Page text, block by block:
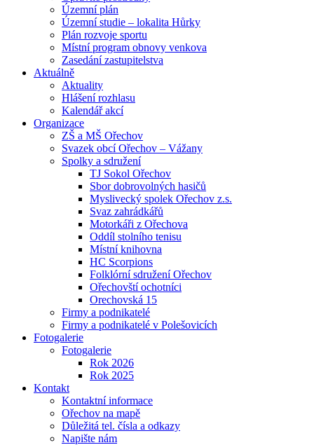
Územní plán
Územní studie – lokalita Hůrky
Plán rozvoje sportu
Místní program obnovy venkova
Zasedání zastupitelstva
Aktuálně
Aktuality
Hlášení rozhlasu
Kalendář akcí
Organizace
ZŠ a MŠ Ořechov
Svazek obcí Ořechov – Vážany
Spolky a sdružení
TJ Sokol Ořechov
Sbor dobrovolných hasičů
Myslivecký spolek Ořechov z.s.
Svaz zahrádkářů
Motorkáři z Ořechova
Oddíl stolního tenisu
Místní knihovna
HC Scorpions
Folklórní sdružení Ořechov
Ořechovští ochotníci
Orechovská 15
Firmy a podnikatelé
Firmy a podnikatelé v Polešovicích
Fotogalerie
Fotogalerie
Rok 2026
Rok 2025
Kontakt
Kontaktní informace
Ořechov na mapě
Důležitá tel. čísla a odkazy
Napište nám